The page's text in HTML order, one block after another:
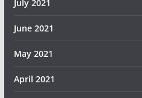
July 2021
June 2021
May 2021
April 2021